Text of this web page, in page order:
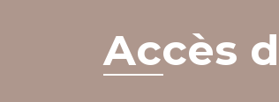
Accès